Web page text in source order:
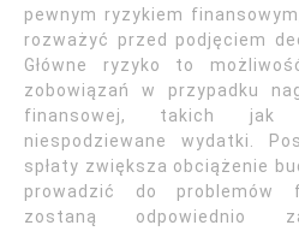
pewnym ryzykiem
rozważyć przed podjęciem
Główne ryzyko to
zobowiązań w przypadku
finansowej, takich
niespodziewane wydatki.
spłaty zwiększa obciążenie
prowadzić do problemów
zostaną odpowiednio